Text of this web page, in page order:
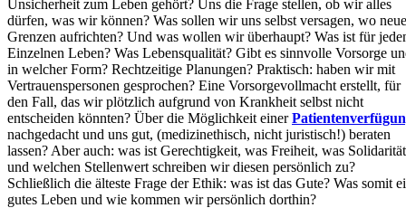
Unsicherheit zum Leben gehört? Uns die Frage stellen, ob wir alles
dürfen, was wir können? Was sollen wir uns selbst versagen, wo neue
Grenzen aufrichten? Und was wollen wir überhaupt? Was ist für
Einzelnen Leben? Was Lebensqualität? Gibt es sinnvolle Vorsorge
in welcher Form? Rechtzeitige Planungen? Praktisch: haben wir mit
Vertrauenspersonen gesprochen? Eine Vorsorgevollmacht erstellt, für
den Fall, das wir plötzlich aufgrund von Krankheit selbst nicht
entscheiden könnten? Über die Möglichkeit einer
nachgedacht und uns gut, (medizinethisch, nicht juristisch!) beraten
lassen? Aber auch: was ist Gerechtigkeit, was Freiheit, was Solidarität
und welchen Stellenwert schreiben wir diesen persönlich zu?
Schließlich die älteste Frage der Ethik: was ist das Gute? Was somit
gutes Leben und wie kommen wir persönlich dorthin?